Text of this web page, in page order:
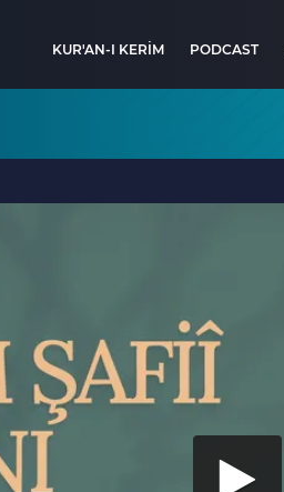
KUR'AN-I KERİM PODCAST